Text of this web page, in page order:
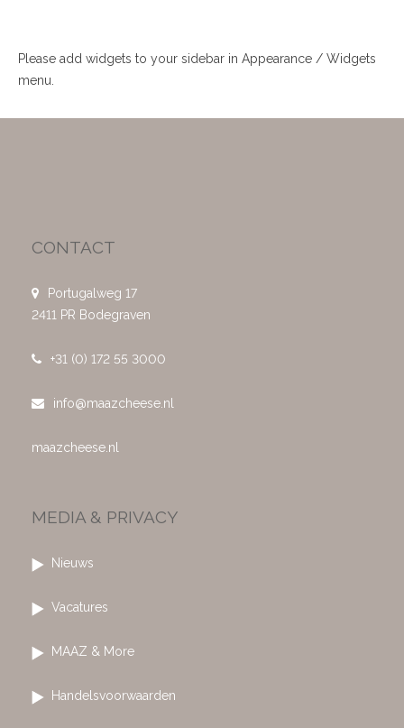
Please add widgets to your sidebar in Appearance / Widgets
menu.
CONTACT
Portugalweg 17
2411 PR Bodegraven
+31 (0) 172 55 3000
info@maazcheese.nl
maazcheese.nl
MEDIA & PRIVACY
Nieuws
Vacatures
MAAZ & More
Handelsvoorwaarden